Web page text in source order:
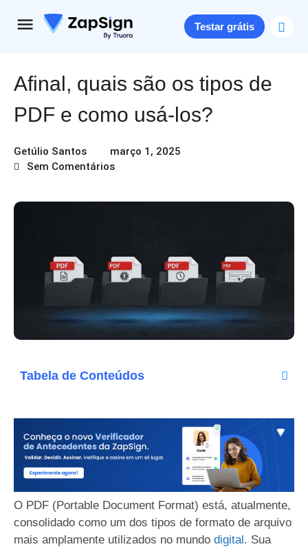
Testar grátis
Afinal, quais são os tipos de
PDF e como usá-los?
Getúlio Santos
março 1, 2025
Sem Comentários
Tabela de Conteúdos
O PDF (Portable Document Format) está, atualmente,
consolidado como um dos tipos de formato de arquivo
mais amplamente utilizados no mundo digital. Sua